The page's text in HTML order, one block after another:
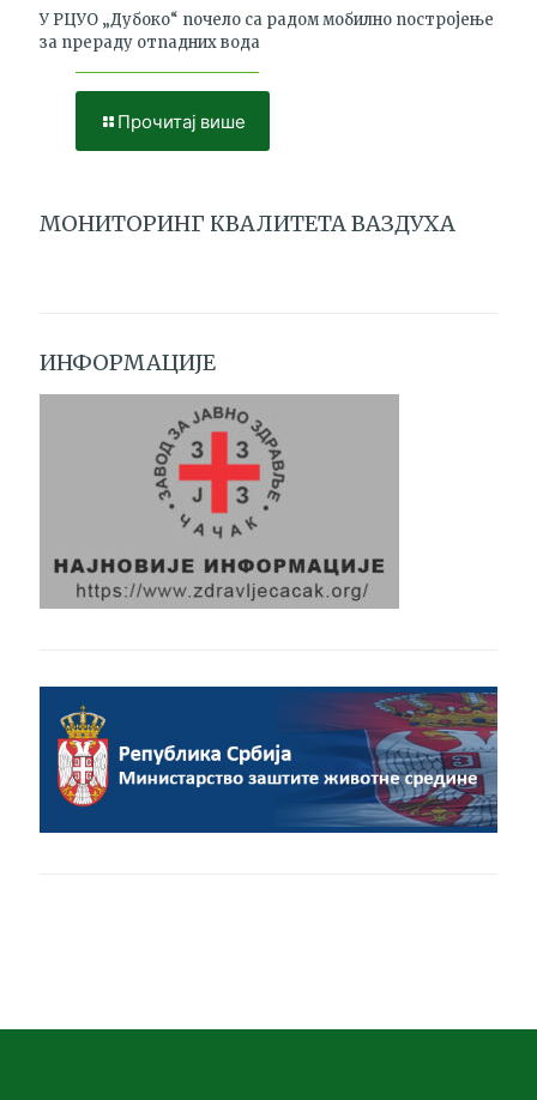
У РЦУО „Дубоко“ почело са радом мобилно постројење
за прераду отпадних вода
Прочитај више
МОНИТОРИНГ КВАЛИТЕТА ВАЗДУХА
ИНФОРМАЦИЈЕ